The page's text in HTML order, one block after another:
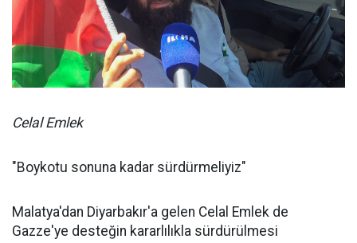
Celal Emlek
"Boykotu sonuna kadar sürdürmeliyiz"
Malatya'dan Diyarbakır'a gelen Celal Emlek de
Gazze'ye desteğin kararlılıkla sürdürülmesi